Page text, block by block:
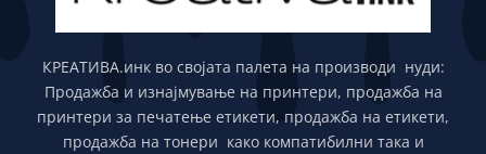
КРЕАТИВА.инк во својата палета на производи нуди:
Продажба и изнајмување на принтери, продажба на
принтери за печатење етикети, продажба на етикети,
продажба на тонери како компатибилни така и